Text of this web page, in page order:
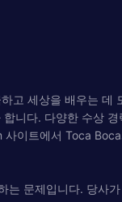
고 세상을 배우는
니다. 다양한 수상
이트에서 Toca
는 문제입니다. 당